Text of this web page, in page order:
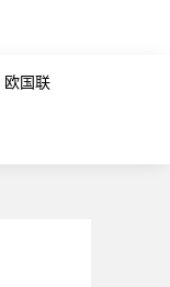
欧国联